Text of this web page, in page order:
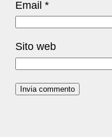
Email *
Sito web